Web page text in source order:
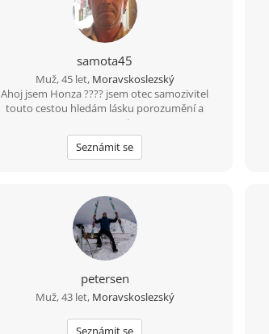
samota45
Muž, 45 let, Moravskoslezský
Ahoj jsem Honza ???? jsem otec samozivitel
touto cestou hledám lásku porozumění a
upsymnost.
Seznámit se
petersen
Muž, 43 let, Moravskoslezský
Seznámit se